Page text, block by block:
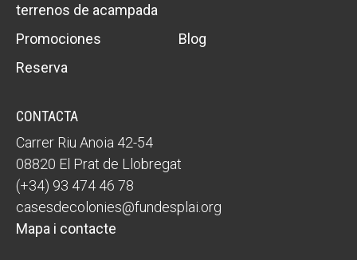
terrenos de acampada
Promociones
Blog
Reserva
CONTACTA
Carrer Riu Anoia 42-54
08820 El Prat de Llobregat
(+34) 93 474 46 78
casesdecolonies@fundesplai.org
Mapa i contacte